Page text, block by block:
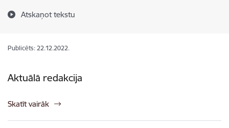
Atskaņot tekstu
Publicēts: 22.12.2022.
Aktuālā redakcija
Skatīt vairāk